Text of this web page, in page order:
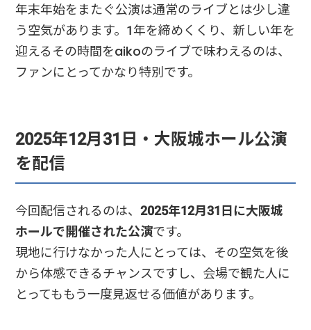
年末年始をまたぐ公演は通常のライブとは少し違
う空気があります。1年を締めくくり、新しい年を
迎えるその時間をaikoのライブで味わえるのは、
ファンにとってかなり特別です。
2025年12月31日・大阪城ホール公演
を配信
今回配信されるのは、2025年12月31日に大阪城
ホールで開催された公演です。
現地に行けなかった人にとっては、その空気を後
から体感できるチャンスですし、会場で観た人に
とってももう一度見返せる価値があります。